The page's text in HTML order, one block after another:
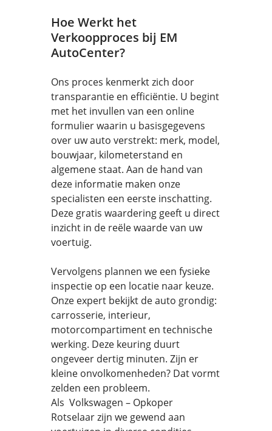
Hoe Werkt het
Verkoopproces bij EM
AutoCenter?
Ons proces kenmerkt zich door
transparantie en efficiëntie. U begint
met het invullen van een online
formulier waarin u basisgegevens
over uw auto verstrekt: merk, model,
bouwjaar, kilometerstand en
algemene staat. Aan de hand van
deze informatie maken onze
specialisten een eerste inschatting.
Deze gratis waardering geeft u direct
inzicht in de reële waarde van uw
voertuig.
Vervolgens plannen we een fysieke
inspectie op een locatie naar keuze.
Onze expert bekijkt de auto grondig:
carrosserie, interieur,
motorcompartiment en technische
werking. Deze keuring duurt
ongeveer dertig minuten. Zijn er
kleine onvolkomenheden? Dat vormt
zelden een probleem.
Als Volkswagen – Opkoper
Rotselaar zijn we gewend aan